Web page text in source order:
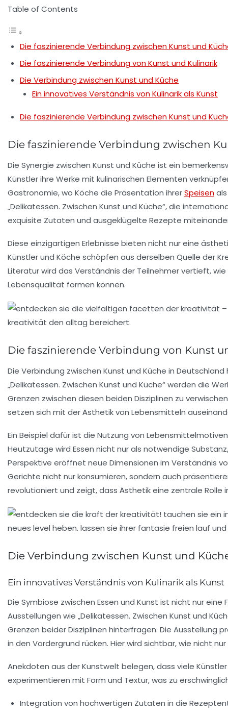
Table of Contents
Die faszinierende Verbindung zwischen Kunst und
Die faszinierende Verbindung von Kunst und Kulinarik
Die Verbindung zwischen Kunst und Küche
Ein innovatives Verständnis von Kulinarik als Kunst
Die faszinierende Verbindung zwischen Kunst und
Die faszinierende Verbindung zwischen
Die Synergie zwischen Kunst und Küche ist ein
Künstler ihre Werke mit kulinarischen Elementen
Gastronomie, wo Köche die Präsentation ihrerSpeisen
„Delikatessen. Zwischen Kunst und Küche“, die
exquisite Zutaten und ausgeklügelte Rezepte
Diese einzigartigen Erlebnisse bieten nicht nur eine
Künstler und Köche schöpfen aus derselben Quelle der
Literatur wird das Verständnis der Teilnehmer vertieft,
Lebensqualität formen können.
Die faszinierende Verbindung von Kunst
Die Verbindung zwischen Kunst und Küche in Deutschland
„Delikatessen. Zwischen Kunst und Küche“ werden die
Grenzen zwischen diesen beiden Disziplinen zu
setzen sich mit derÄsthetik von Lebensmitteln
Ein Beispiel dafür ist die Nutzung von
Heutzutage wird Essen nicht nur als notwendige
Perspektive eröffnet neue Dimensionen im Verständnis
Gerichte nicht nur konsumieren, sondern auch
revolutioniert und zeigt, dass Ästhetikeine zentrale Rolle
Die Verbindung zwischen Kunst und
Ein innovatives Verständnis von Kulinarik als Kunst
Die Symbiose zwischen Essen und Kunst ist nicht nur eine
Ausstellungen wie „Delikatessen. Zwischen Kunst und
Grenzen beider Disziplinen hinterfragen. Die
in den Vordergrund rücken. Hier wird sichtbar, wie nicht
Anekdoten aus der Kunstwelt belegen, dass viele
experimentieren mit Form und Textur, was zu
Integration von hochwertigen Zutaten in die